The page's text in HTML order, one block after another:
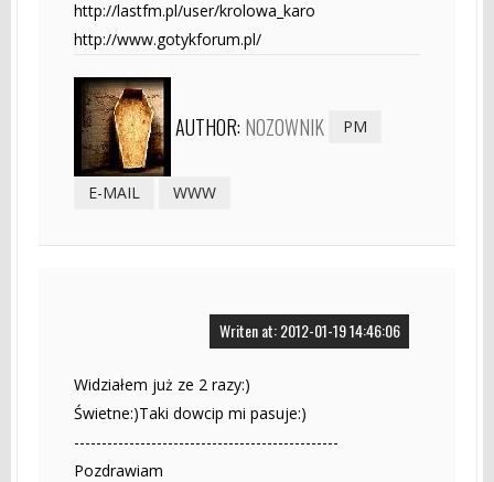
http://lastfm.pl/user/krolowa_karo
http://www.gotykforum.pl/
AUTHOR: NOZOWNIK PM
E-MAIL WWW
Writen at: 2012-01-19 14:46:06
Widziałem już ze 2 razy:)
Świetne:)Taki dowcip mi pasuje:)
------------------------------------------------
Pozdrawiam